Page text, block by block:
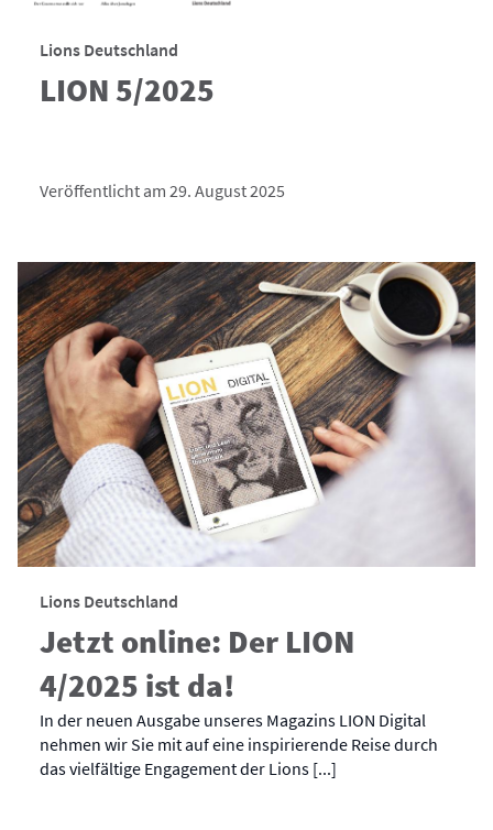
Lions Deutschland
LION 5/2025
Veröffentlicht am 29. August 2025
Lions Deutschland
Jetzt online: Der LION
4/2025 ist da!
In der neuen Ausgabe unseres Magazins LION Digital
nehmen wir Sie mit auf eine inspirierende Reise durch
das vielfältige Engagement der Lions [...]